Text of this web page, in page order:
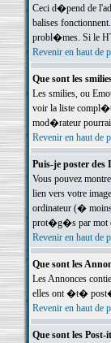
Ceci d�pend de
balises
probl�mes. Si le
Revenir en haut de
Que sont les
Les smilies, ou
voir la liste
mod�rateur
Revenir en haut de
Puis-je poster des
Vous pouvez
lien vers votre
ordinateur (�
prot�g�s par mot
Revenir en haut de
Que sont les
Les Annonces
elles ont �t�
Revenir en haut de
Que sont les Post-